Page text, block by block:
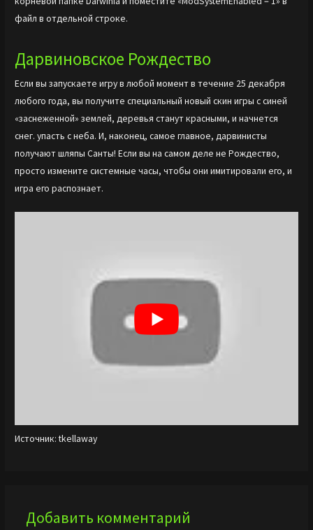
файл в отдельной строке.
Дарвиновское Рождество
Если вы запускаете игру в любой момент в течение 25 декабря
любого года, вы получите специальный новый скин игры с синей
«заснеженной» землей, деревья станут красными, и начнется
снег. упасть с неба. И, наконец, самое главное, дарвинисты
получают шляпы Санты! Если вы на самом деле не Рождество,
просто измените системные часы, чтобы они имитировали его, и
игра его распознает.
Источник: tkellaway
Добавить комментарий